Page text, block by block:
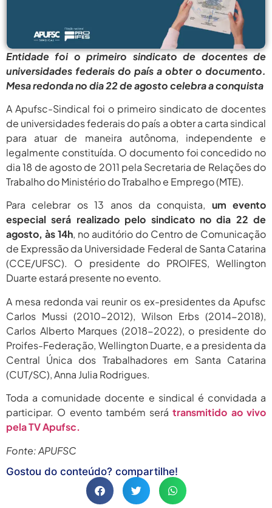
PROIFES Celebra Os 58 Anos Da
agosto 6,
2026
MEC Autoriza 937 Novos Cargos Em
Institutos Federais...
2026
Participação, PROIFES...
6 De Agosto: Dia Nacional Dos
Profissionais De...
agosto 6,
2026
PROIFES Celebra Os 58 Anos Da
agosto 6,
2026
MEC Autoriza 937 Novos Cargos Em
agosto 6,
2026
Balanço Da 78ª SBPC: Na Primeira
Participação, PROIFES...
agosto
6, 2026
6 De Agosto: Dia Nacional Dos
Profissionais De...
agosto 6,
PROIFES Celebra Os 58 Anos Da
APUB...
agosto 6,
2026
MEC Autoriza 937 Novos Cargos Em
Institutos Federais...
agosto 6,
2026
Entidade foi o primeiro sindicato de docentes de
universidades federais do país a obter o documento.
Mesa redonda no dia 22 de agosto celebra a conquista
A Apufsc-Sindical foi o primeiro sindicato de docentes
de universidades federais do país a obter a carta sindical
para atuar de maneira autônoma, independente e
legalmente constituída. O documento foi concedido no
dia 18 de agosto de 2011 pela Secretaria de Relações do
Trabalho do Ministério do Trabalho e Emprego (MTE).
Para celebrar os 13 anos da conquista, um evento
especial será realizado pelo sindicato no dia 22 de
agosto, às 14h, no auditório do Centro de Comunicação
de Expressão da Universidade Federal de Santa Catarina
(CCE/UFSC). O presidente do PROIFES, Wellington
Duarte estará presente no evento.
A mesa redonda vai reunir os ex-presidentes da Apufsc
Carlos Mussi (2010-2012), Wilson Erbs (2014-2018),
Carlos Alberto Marques (2018-2022), o presidente do
Proifes-Federação, Wellington Duarte, e a presidenta da
Central Única dos Trabalhadores em Santa Catarina
(CUT/SC), Anna Julia Rodrigues.
Toda a comunidade docente e sindical é convidada a
participar. O evento também serátransmitido ao vivo
pela TV Apufsc.
Fonte: APUFSC
Gostou do conteúdo? compartilhe!